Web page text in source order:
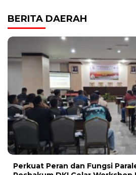
BERITA DAERAH
Perkuat Peran dan Fungsi